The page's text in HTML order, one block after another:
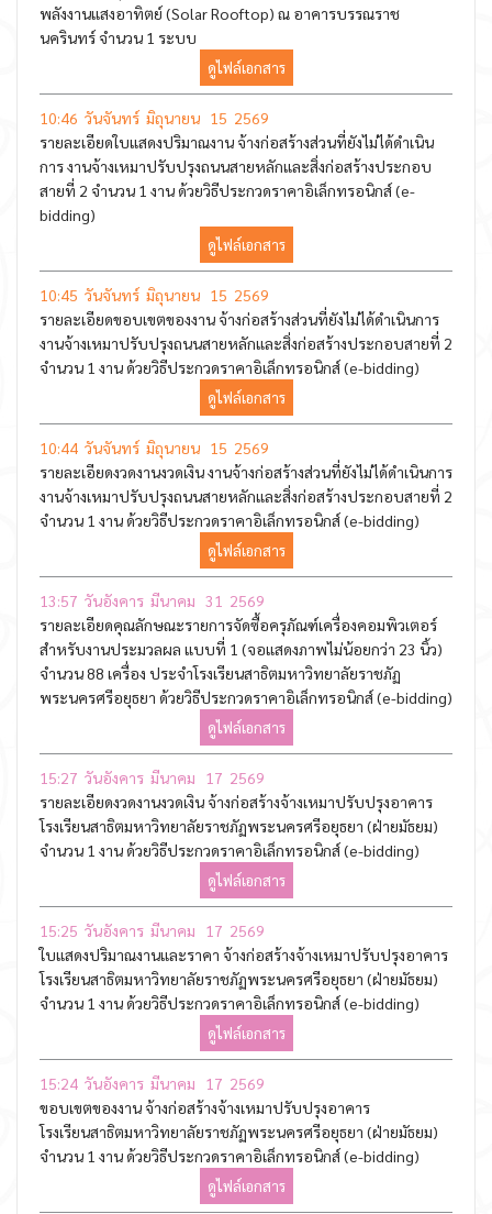
พลังงานแสงอาทิตย์ (Solar Rooftop) ณ อาคารบรรณราช
นครินทร์ จำนวน 1 ระบบ
ดูไฟล์เอกสาร
10:46 วันจันทร์ มิถุนายน 15 2569
รายละเอียดใบแสดงปริมาณงาน จ้างก่อสร้างส่วนที่ยังไม่ได้ดำเนิน
การ งานจ้างเหมาปรับปรุงถนนสายหลักและสิ่งก่อสร้างประกอบ
สายที่ 2 จำนวน 1 งาน ด้วยวิธีประกวดราคาอิเล็กทรอนิกส์ (e-
bidding)
ดูไฟล์เอกสาร
10:45 วันจันทร์ มิถุนายน 15 2569
รายละเอียดขอบเขตของงาน จ้างก่อสร้างส่วนที่ยังไม่ได้ดำเนินการ
งานจ้างเหมาปรับปรุงถนนสายหลักและสิ่งก่อสร้างประกอบสายที่ 2
จำนวน 1 งาน ด้วยวิธีประกวดราคาอิเล็กทรอนิกส์ (e-bidding)
ดูไฟล์เอกสาร
10:44 วันจันทร์ มิถุนายน 15 2569
รายละเอียดงวดงานงวดเงิน งานจ้างก่อสร้างส่วนที่ยังไม่ได้ดำเนินการ
งานจ้างเหมาปรับปรุงถนนสายหลักและสิ่งก่อสร้างประกอบสายที่ 2
จำนวน 1 งาน ด้วยวิธีประกวดราคาอิเล็กทรอนิกส์ (e-bidding)
ดูไฟล์เอกสาร
13:57 วันอังคาร มีนาคม 31 2569
รายละเอียดคุณลักษณะรายการจัดซื้อครุภัณฑ์เครื่องคอมพิวเตอร์
สำหรับงานประมวลผล แบบที่ 1 (จอแสดงภาพไม่น้อยกว่า 23 นิ้ว)
จำนวน 88 เครื่อง ประจำโรงเรียนสาธิตมหาวิทยาลัยราชภัฏ
พระนครศรีอยุธยา ด้วยวิธีประกวดราคาอิเล็กทรอนิกส์ (e-bidding)
ดูไฟล์เอกสาร
15:27 วันอังคาร มีนาคม 17 2569
รายละเอียดงวดงานงวดเงิน จ้างก่อสร้างจ้างเหมาปรับปรุงอาคาร
โรงเรียนสาธิตมหาวิทยาลัยราชภัฏพระนครศรีอยุธยา (ฝ่ายมัธยม)
จำนวน 1 งาน ด้วยวิธีประกวดราคาอิเล็กทรอนิกส์ (e-bidding)
ดูไฟล์เอกสาร
15:25 วันอังคาร มีนาคม 17 2569
ใบแสดงปริมาณงานและราคา จ้างก่อสร้างจ้างเหมาปรับปรุงอาคาร
โรงเรียนสาธิตมหาวิทยาลัยราชภัฏพระนครศรีอยุธยา (ฝ่ายมัธยม)
จำนวน 1 งาน ด้วยวิธีประกวดราคาอิเล็กทรอนิกส์ (e-bidding)
ดูไฟล์เอกสาร
15:24 วันอังคาร มีนาคม 17 2569
ขอบเขตของงาน จ้างก่อสร้างจ้างเหมาปรับปรุงอาคาร
โรงเรียนสาธิตมหาวิทยาลัยราชภัฏพระนครศรีอยุธยา (ฝ่ายมัธยม)
จำนวน 1 งาน ด้วยวิธีประกวดราคาอิเล็กทรอนิกส์ (e-bidding)
ดูไฟล์เอกสาร